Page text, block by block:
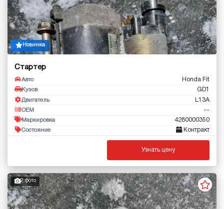
Новинка
Стартер
Авто Honda Fit
Кузов GD1
Двигатель L13A
OEM --
Маркировка 4280000350
Состояние Контракт
Узнать цену
2 фото